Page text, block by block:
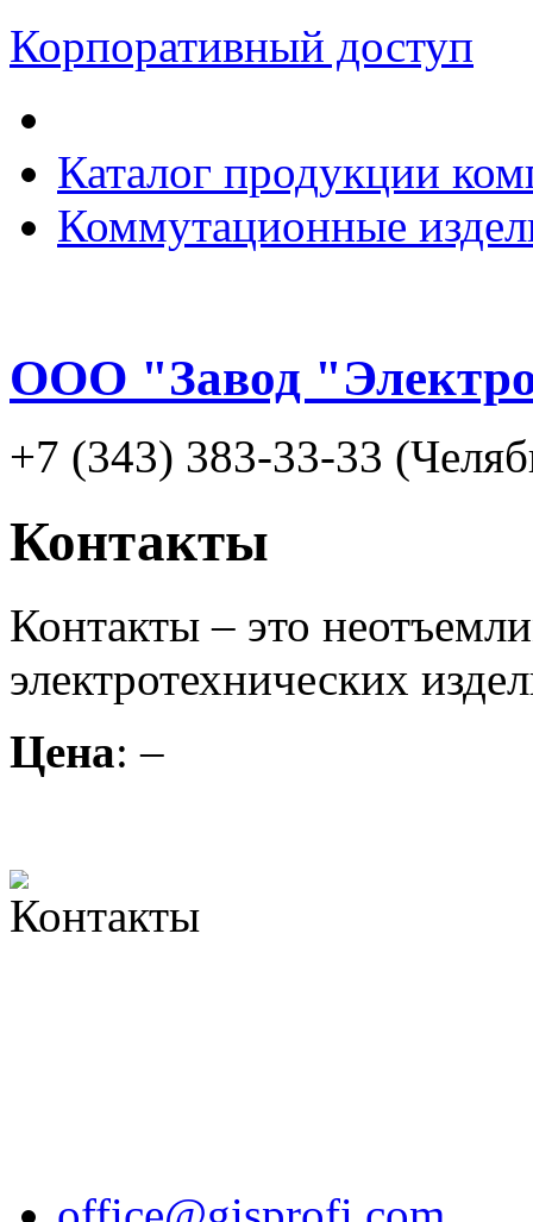
Корпоративный доступ
Каталог продукции
Коммутационные
ООО "Завод
+7 (343) 383-33-33
Контакты
Контакты – это
электротехнических
Цена: –